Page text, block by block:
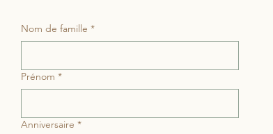
Nom de famille *
Prénom *
Anniversaire *